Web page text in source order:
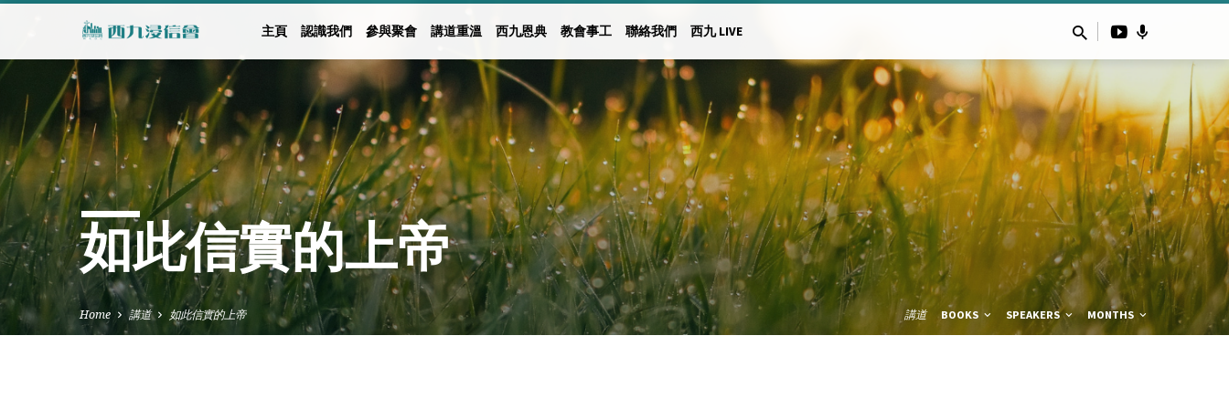
主頁 認識我們 參與聚會 講道重溫 西九恩典 教會事工 聯絡我們 西九 LIVE
如此信實的上帝
Home 講道 如此信實的上帝 講道 BOOKS SPEAKERS MONTHS